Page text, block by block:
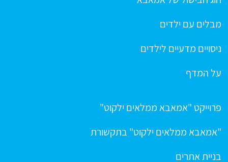
מבלים עם ילדים
ניסויים מדעיים לילדים
על המדף
פרוייקט "אמאבא ממלאים ילקוט"
"אמאבא ממלאים ילקוט" בתקשורת
בניית אתרים